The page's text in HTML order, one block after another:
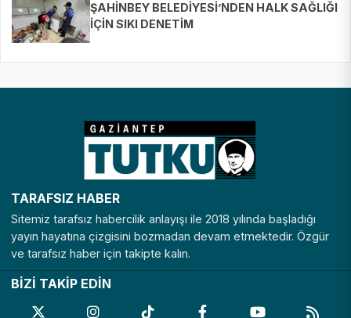
ŞAHİNBEY BELEDİYESİ’NDEN HALK SAĞLIĞI
İÇİN SIKI DENETİM
TARAFSIZ HABER
Sitemiz tarafsız habercilik anlayışı ile 2018 yılında başladığı
yayın hayatına çizgisini bozmadan devam etmektedir. Özgür
ve tarafsız haber için takipte kalın.
BİZİ TAKİP EDİN